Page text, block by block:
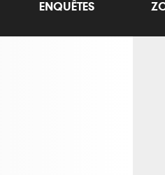
ENQUÊTES